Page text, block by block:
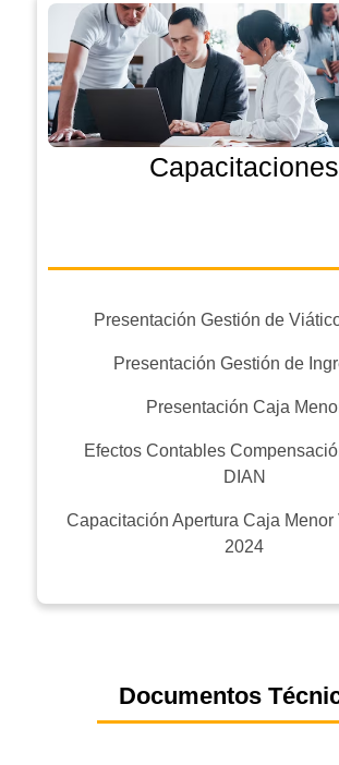
Capacitaciones
Presentación Gestión de
Presentación Gestión de
Presentación Caja
Efectos Contables
DIAN
Capacitación Apertura Caja Menor
2024
Documentos